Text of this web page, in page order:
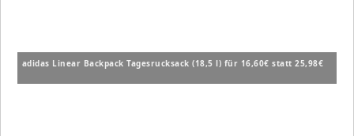
adidas Linear Backpack Tagesrucksack (18,5 l) für 16,60€ statt 25,98€